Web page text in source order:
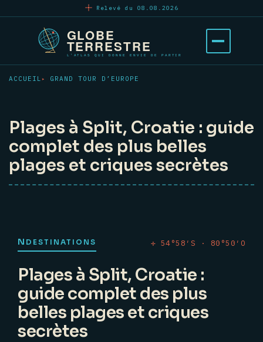
Relevé du 08.08.2026
Ouvrir
le
ACCUEIL GRAND TOUR D’EUROPE
Plages à Split, Croatie : guide
complet des plus belles
plages et criques secrètes
N DESTINATIONS ✛ 54°58′S · 80°50′O
Plages à Split, Croatie :
guide complet des plus
belles plages et criques
secrètes